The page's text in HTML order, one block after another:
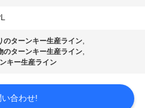
のターンキー生産ライン,
のターンキー生産ライン,
キー生産ライン
い合わせ!